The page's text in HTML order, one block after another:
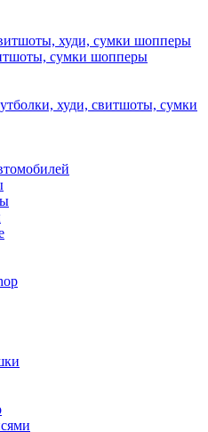
худи, сумки шопперы
сумки шопперы
худи, свитшоты, сумки